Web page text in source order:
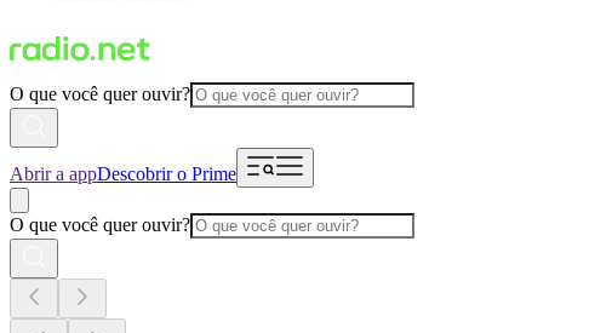
O que você quer ouvir?
Abrir a appDescobrir o Prime
O que você quer ouvir?